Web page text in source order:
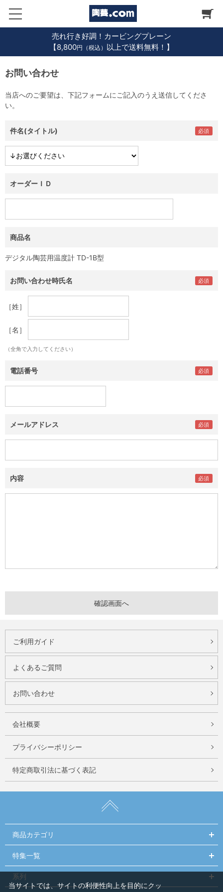
売れ行き好調！カービングプレーン
【8,800円（税込） 以上で送料無料！】
お問い合わせ
当店へのご要望は、下記フォームにご記入のうえ送信してくださ
い。
件名(タイトル)
オーダーＩＤ
商品名
デジタル陶芸用温度計 TD-1B型
お問い合わせ時氏名
［姓］
［名］
（全角で入力してください）
電話番号
メールアドレス
内容
ご利用ガイド
よくあるご質問
お問い合わせ
会社概要
プライバシーポリシー
特定商取引法に基づく表記
商品カテゴリ
特集一覧
系列
当サイトでは、サイトの利便性向上を目的にクッ